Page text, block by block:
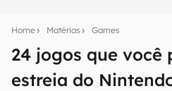
Home Matérias Games
24 jogos que você
estreia do
notícias e reviews sobre
mão.
E-mail